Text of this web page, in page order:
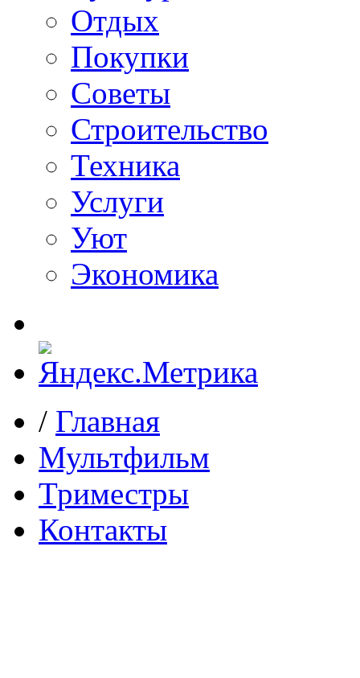
Отдых
Покупки
Советы
Строительство
Техника
Услуги
Уют
Экономика
/ Главная
Мультфильм
Триместры
Контакты